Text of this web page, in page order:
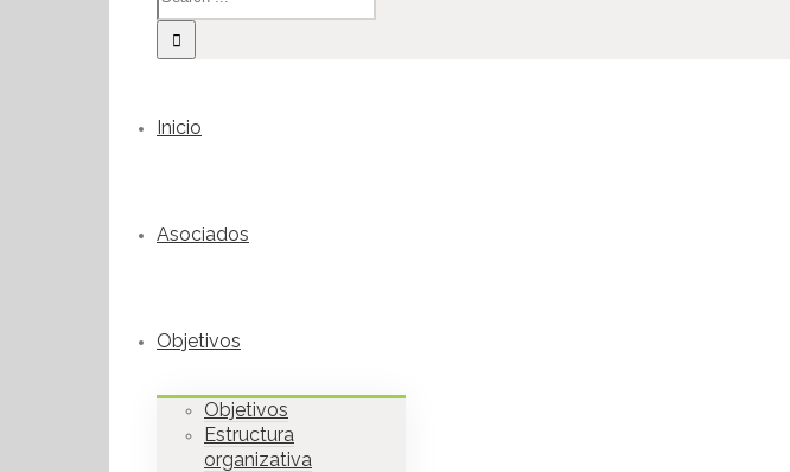
Inicio
Asociados
Objetivos
Objetivos
Estructura
organizativa